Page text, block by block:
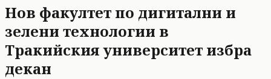
Нов факултет по дигитални и
зелени технологии в
Тракийския университет избра
декан